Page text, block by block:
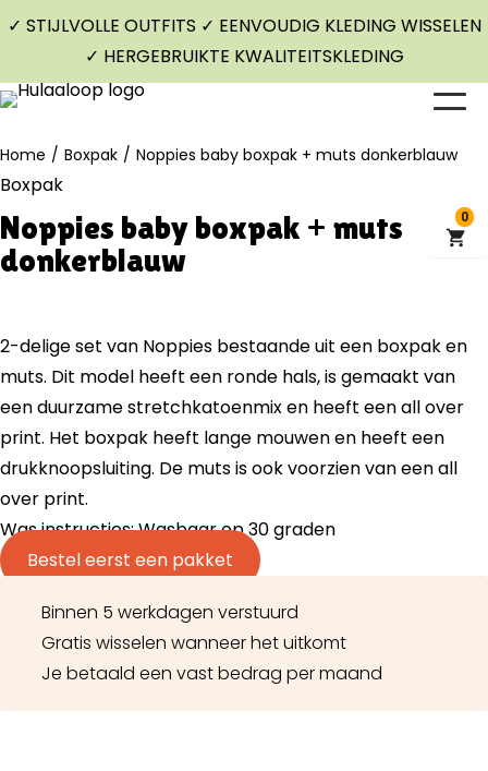
✓ STIJLVOLLE OUTFITS ✓ EENVOUDIG KLEDING WISSELEN
✓ HERGEBRUIKTE KWALITEITSKLEDING
Home / Boxpak / Noppies baby boxpak + muts donkerblauw
Boxpak
Noppies baby boxpak + muts
donkerblauw
2-delige set van Noppies bestaande uit een boxpak en
muts. Dit model heeft een ronde hals, is gemaakt van
een duurzame stretchkatoenmix en heeft een all over
print. Het boxpak heeft lange mouwen en heeft een
drukknoopsluiting. De muts is ook voorzien van een all
over print.
Was instructies: Wasbaar op 30 graden
Bestel eerst een pakket
Binnen 5 werkdagen verstuurd
Gratis wisselen wanneer het uitkomt
Je betaald een vast bedrag per maand
0